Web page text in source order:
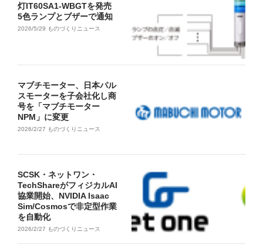
灯IT60SA1-WBGTを発売
5色ランプとブザーで通知
2026/5/29 ものづくりニュース
マブチモーター、日本パル
スモーターを子会社化し商
号を「マブチモーター
NPM」に変更
2026/2/27 ものづくりニュース
SCSK・ネットワン・
TechShareがフィジカルAI
協業開始、NVIDIA Isaac
Sim/Cosmosで非定型作業
を自動化
2026/2/27 ものづくりニュース